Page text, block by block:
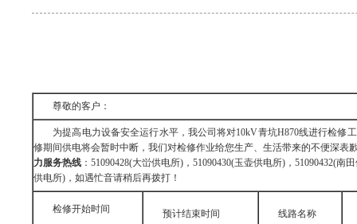
尊敬的客户：
为提高电力设备安全运行水平，我公司将对10kV青坑H870线进行检修工
修期间供电将会暂时中断，我们对检修作业给您生产、生活带来的不便深表
力服务热线 ：51090428(大峃供电所)，51090430(玉壶供电所)，51090432(南
供电所)，如遇忙音请稍后再拨打！
检修开始时间 预计结束时间 线路名称